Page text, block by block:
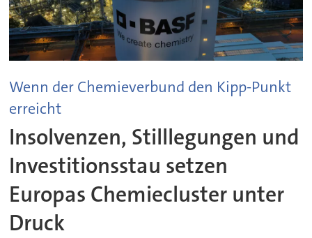
Wenn der Chemieverbund den Kipp-Punkt
erreicht
Insolvenzen, Stilllegungen und
Investitionsstau setzen
Europas Chemiecluster unter
Druck